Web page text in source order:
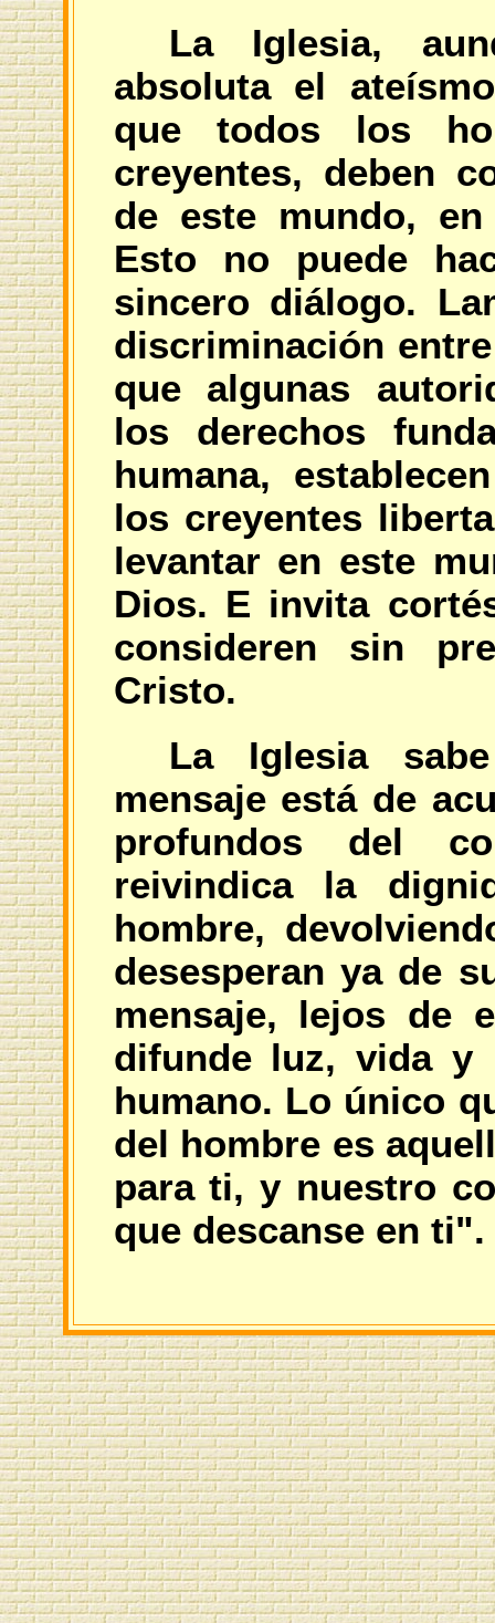
La Iglesia,
absoluta el
que todos los
creyentes, deben
de este mundo,
Esto no puede
sincero diálogo.
discriminación
que algunas
los derechos
humana,
los creyentes
levantar en este
Dios. E invita
consideren sin
Cristo.
La Iglesia
mensaje está de
profundos del
reivindica la
hombre,
desesperan ya de
mensaje, lejos de
difunde luz, vida y
humano. Lo único
del hombre es
para ti, y nuestro
que descanse en ti".